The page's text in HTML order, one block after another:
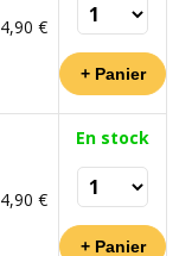
4,90 €
4,90 €
En stock